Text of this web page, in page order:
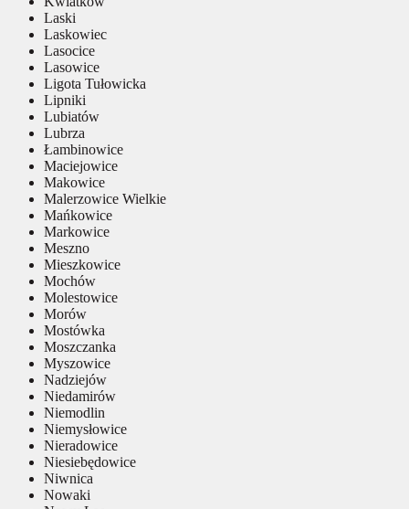
Laski
Laskowiec
Lasocice
Lasowice
Ligota Tułowicka
Lipniki
Lubiatów
Lubrza
Łambinowice
Maciejowice
Makowice
Malerzowice Wielkie
Mańkowice
Markowice
Meszno
Mieszkowice
Mochów
Molestowice
Morów
Mostówka
Moszczanka
Myszowice
Nadziejów
Niedamirów
Niemodlin
Niemysłowice
Nieradowice
Niesiebędowice
Niwnica
Nowaki